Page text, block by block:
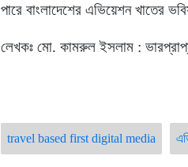
পারে বাংলাদেশের এভিয়েশন খাতের
লেখকঃ মো. কামরুল ইসলাম :
travel based first digital media